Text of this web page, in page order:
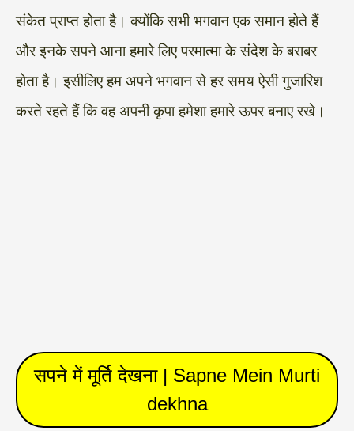
संकेत प्राप्त होता है। क्योंकि सभी भगवान एक समान होते हैं
और इनके सपने आना हमारे लिए परमात्मा के संदेश के बराबर
होता है। इसीलिए हम अपने भगवान से हर समय ऐसी गुजारिश
करते रहते हैं कि वह अपनी कृपा हमेशा हमारे ऊपर बनाए रखे।
सपने में मूर्ति देखना | Sapne Mein Murti
dekhna